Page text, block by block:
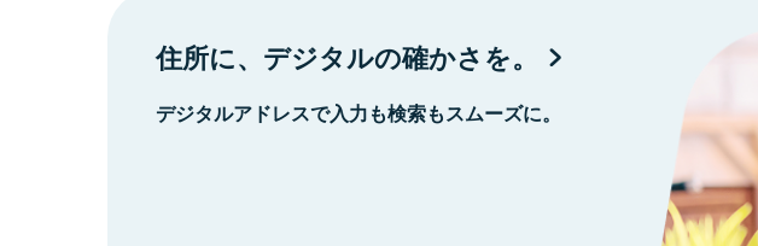
住所に、デジタルの確かさを。
デジタルアドレスで入力も検索もスムーズに。